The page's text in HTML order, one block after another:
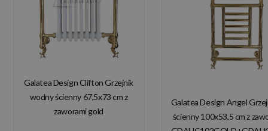
Galatea Design Clifton Grzejnik
wodny ścienny 67,5x73 cm z
zaworami gold
Galatea Design Angel
ścienny 100x53,5 cm z